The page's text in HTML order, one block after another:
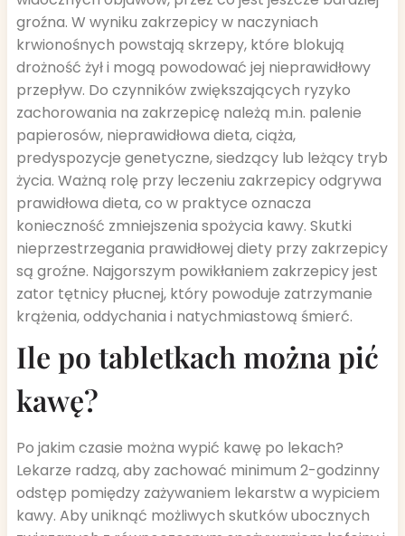
groźna. W wyniku zakrzepicy w naczyniach
krwionośnych powstają skrzepy, które blokują
drożność żył i mogą powodować jej nieprawidłowy
przepływ. Do czynników zwiększających ryzyko
zachorowania na zakrzepicę należą m.in. palenie
papierosów, nieprawidłowa dieta, ciąża,
predyspozycje genetyczne, siedzący lub leżący tryb
życia. Ważną rolę przy leczeniu zakrzepicy odgrywa
prawidłowa dieta, co w praktyce oznacza
konieczność zmniejszenia spożycia kawy. Skutki
nieprzestrzegania prawidłowej diety przy zakrzepicy
są groźne. Najgorszym powikłaniem zakrzepicy jest
zator tętnicy płucnej, który powoduje zatrzymanie
krążenia, oddychania i natychmiastową śmierć.
Ile po tabletkach można pić
kawę?
Po jakim czasie można wypić kawę po lekach?
Lekarze radzą, aby zachować minimum 2-godzinny
odstęp pomiędzy zażywaniem lekarstw a wypiciem
kawy. Aby uniknąć możliwych skutków ubocznych